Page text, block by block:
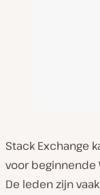
Stack Exchange
voor beginnende
De leden zijn